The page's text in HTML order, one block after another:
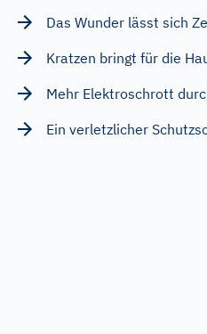
Das Wunder lässt sich
Kratzen bringt für die
Mehr Elektroschrott
Ein verletzlicher